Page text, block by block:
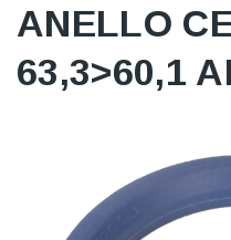
ANELLO
63,3>60,1